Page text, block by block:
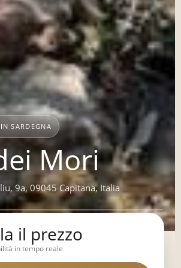
SARDEGNA
Mori
9a, 09045 Capitana, Italia
il prezzo
in tempo reale